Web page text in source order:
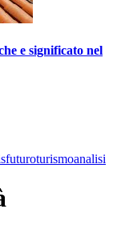
e significato nel
futuroturismoanalisi